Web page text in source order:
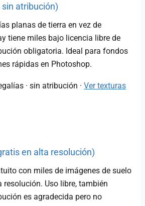
atribución)
planas de tierra en vez de
tiene miles bajo licencia libre de
obligatoria. Ideal para fondos
rápidas en Photoshop.
· sin atribución ·Ver texturas
en alta resolución)
con miles de imágenes de suelo
resolución. Uso libre, también
es agradecida pero no